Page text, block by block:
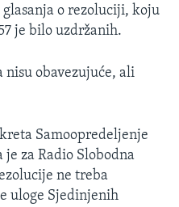
o rezoluciji, koju
je bilo uzdržanih.
nisu obavezujuće, ali
Samoopredeljenje
za Radio Slobodna
ne treba
uloge Sjedinjenih